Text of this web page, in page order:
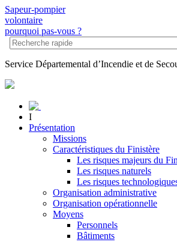
Sapeur-pompier
volontaire
pourquoi pas-vous ?
Service Départemental d’Incendie et de S
I
Présentation
Missions
Caractéristiques du Finistère
Les risques majeurs du
Les risques naturels
Les risques
Organisation administrative
Organisation opérationnelle
Moyens
Personnels
Bâtiments